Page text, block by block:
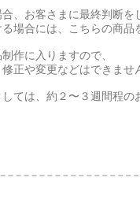
、お客さまに最終判断を
場合には、こちらの商品
作に入りますので、
正や変更などはできませ
ては、約２〜３週間程の